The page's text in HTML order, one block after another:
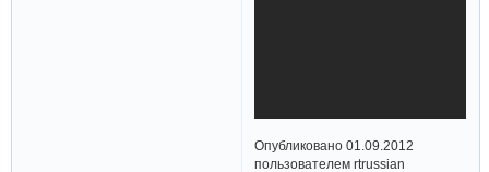
Опубликовано 01.09.2012
пользователем rtrussian